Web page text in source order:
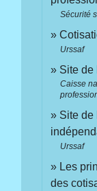
Sécurité
Urssaf
Site de
Caisse
Site de
Urssaf
Les
des